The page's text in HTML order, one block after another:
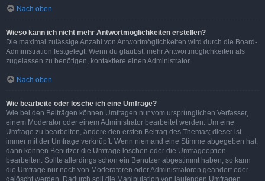
Nach oben
Wieso kann ich nicht mehr Antwortmöglichkeiten erstellen?
Die maximal zulässige Anzahl von Antwortmöglichkeiten wird durch die Board-
Administration festgelegt. Wenn du glaubst, mehr Antwortmöglichkeiten als
zugelassen zu benötigen, kontaktiere einen Administrator.
Nach oben
Wie bearbeite oder lösche ich eine Umfrage?
Wie bei den Beiträgen können Umfragen nur vom ursprünglichen Verfasser,
einem Moderator oder einem Administrator bearbeitet werden. Um eine
Umfrage zu bearbeiten, ändere den ersten Beitrag des Themas; dieser ist
immer mit der Umfrage verknüpft. Wenn niemand eine Stimme abgegeben hat,
dann können Benutzer die Umfrage löschen oder die Umfrageoption
bearbeiten. Sollte allerdings schon ein Benutzer abgestimmt haben, so kann
die Umfrage nur noch von Moderatoren oder Administratoren geändert oder
gelöscht werden. Dadurch soll die Manipulation von laufenden Umfragen